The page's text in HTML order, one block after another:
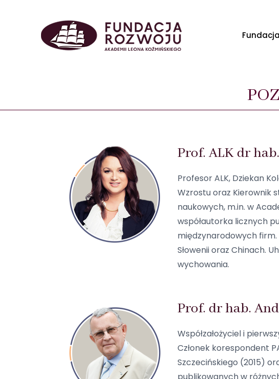
Fundacja
Prof. ALK dr
Profesor ALK, Dziekan
Wzrostu oraz Kierownik
naukowych, m.in. w
współautorka licznych
międzynarodowych firm.
Słowenii oraz Chinach.
wychowania.
Prof. dr hab.
Współzałożyciel i
Członek korespondent
Szczecińskiego (2015)